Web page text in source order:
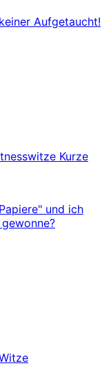
Aufgetaucht!
Kurze
und ich